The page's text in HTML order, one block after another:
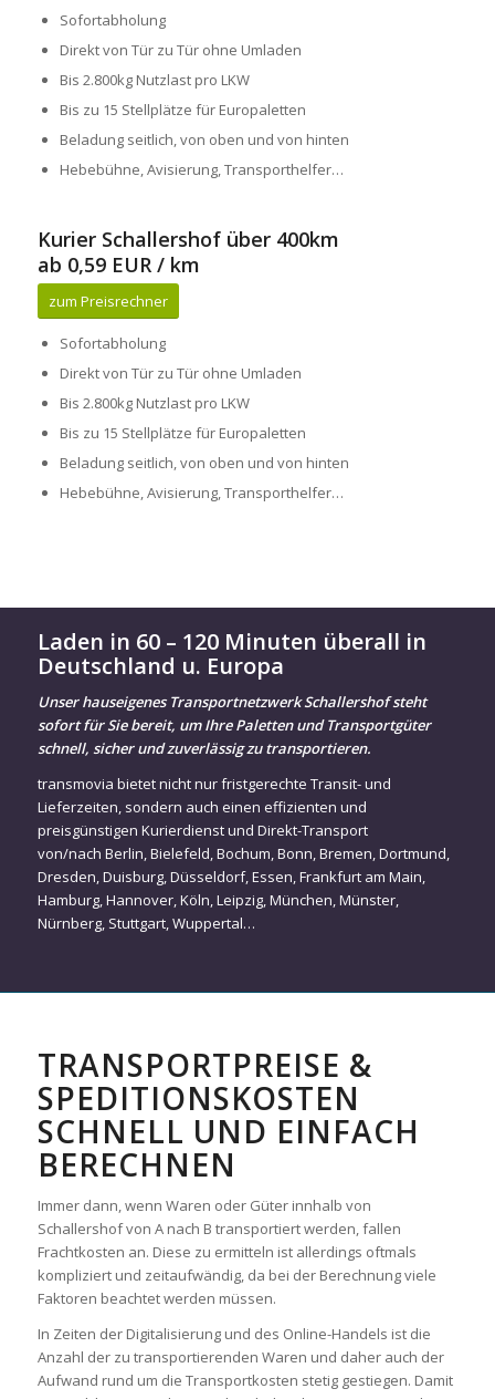
Sofortabholung
Direkt von Tür zu Tür ohne Umladen
Bis 2.800kg Nutzlast pro LKW
Bis zu 15 Stellplätze für Europaletten
Beladung seitlich, von oben und von hinten
Hebebühne, Avisierung, Transporthelfer…
Kurier Schallershof über 400km
ab 0,59 EUR / km
zum Preisrechner
Sofortabholung
Direkt von Tür zu Tür ohne Umladen
Bis 2.800kg Nutzlast pro LKW
Bis zu 15 Stellplätze für Europaletten
Beladung seitlich, von oben und von hinten
Hebebühne, Avisierung, Transporthelfer…
Laden in 60 – 120 Minuten überall in
Deutschland u. Europa
Unser hauseigenes Transportnetzwerk Schallershof steht
sofort für Sie bereit, um Ihre Paletten und Transportgüter
schnell, sicher und zuverlässig zu transportieren.
transmovia bietet nicht nur fristgerechte Transit- und
Lieferzeiten, sondern auch einen effizienten und
preisgünstigen Kurierdienst und Direkt-Transport
von/nach Berlin,Bielefeld,Bochum,Bonn,Bremen,Dortmund,
Dresden,Duisburg,Düsseldorf,Essen,Frankfurt am Main,
Hamburg,Hannover,Köln,Leipzig,München,Münster,
Nürnberg, Stuttgart,Wuppertal…
TRANSPORTPREISE &
SPEDITIONSKOSTEN
SCHNELL UND EINFACH
BERECHNEN
Immer dann, wenn Waren oder Güter innhalb von
Schallershof von A nach B transportiert werden, fallen
Frachtkosten an. Diese zu ermitteln ist allerdings oftmals
kompliziert und zeitaufwändig, da bei der Berechnung viele
Faktoren beachtet werden müssen.
In Zeiten der Digitalisierung und des Online-Handels ist die
Anzahl der zu transportierenden Waren und daher auch der
Aufwand rund um die Transportkosten stetig gestiegen. Damit